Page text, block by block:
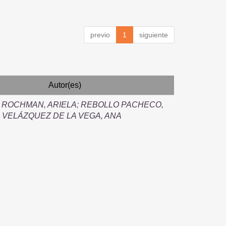
previo 1 siguiente
Autor(es)
ARIELA; REBOLLO PACHECO,
VELÁZQUEZ DE LA VEGA, ANA